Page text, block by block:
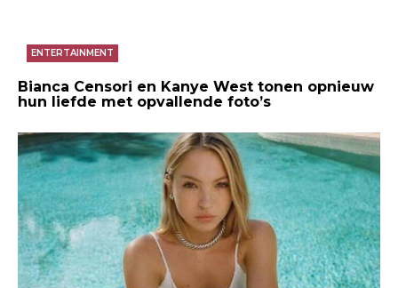
ENTERTAINMENT
Bianca Censori en Kanye West tonen opnieuw
hun liefde met opvallende foto’s